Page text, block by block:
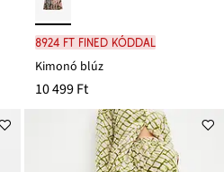
8924 Ft FINED kóddal
Kimonó blúz
10 499 Ft